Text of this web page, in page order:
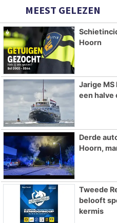
MEEST GELEZEN
Hoorn
Jarige MS
een halve
Derde
Hoorn,
Tweede
belooft
kermis